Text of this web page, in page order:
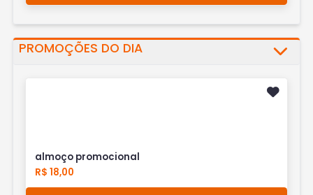
PROMOÇÕES DO DIA
almoço promocional
R$ 18,00